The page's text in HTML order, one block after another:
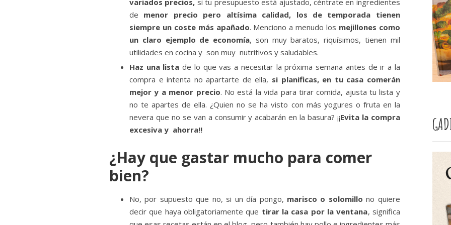
variados precios, si tu presupuesto está ajustado, céntrate en ingredientes
de menor precio pero altísima calidad, los de temporada tienen
siempre un coste más apañado. Menciono a menudo los mejillones como
un claro ejemplo de economía, son muy baratos, riquísimos, tienen mil
utilidades en cocina y son muy nutritivos y saludables.
Haz una lista de lo que vas a necesitar la próxima semana antes de ir a la
compra e intenta no apartarte de ella, si planificas, en tu casa comerán
mejor y a menor precio. No está la vida para tirar comida, ajusta tu lista y
no te apartes de ella. ¿Quien no se ha visto con más yogures o fruta en la
nevera que no se van a consumir y acabarán en la basura? ¡¡Evita la compra
excesiva y ahorra!!
¿Hay que gastar mucho para comer
bien?
No, por supuesto que no, si un día pongo, marisco o solomillo no quiere
decir que haya obligatoriamente que tirar la casa por la ventana, significa